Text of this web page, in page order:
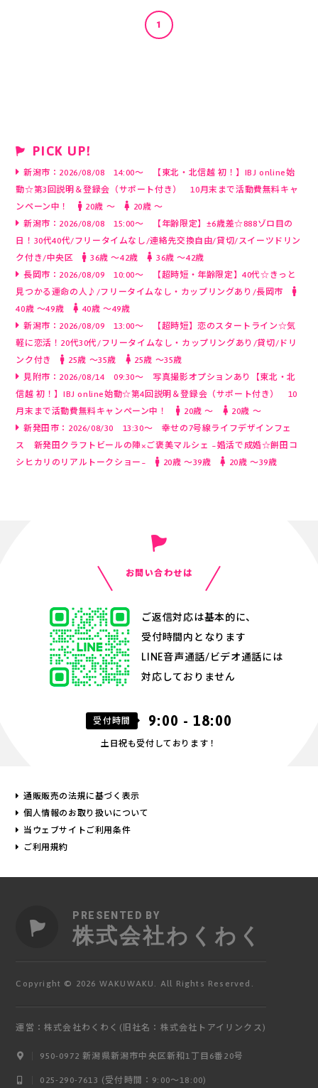
1
PICK UP!
新潟市：2026/08/08 14:00～ 【東北・北信越 初！】IBJ online始
動☆第3回説明＆登録会（サポート付き） 10月末まで活動費無料キャ
ンペーン中！
20歳 〜
20歳 〜
新潟市：2026/08/08 15:00～ 【年齢限定】±6歳差☆888ゾロ目の
日！30代40代/フリータイムなし/連絡先交換自由/貸切/スイーツドリン
ク付き/中央区
36歳 〜42歳
36歳 〜42歳
長岡市：2026/08/09 10:00～ 【超時短・年齢限定】40代☆きっと
見つかる運命の人♪/フリータイムなし・カップリングあり/長岡市
40歳 〜49歳
40歳 〜49歳
新潟市：2026/08/09 13:00～ 【超時短】恋のスタートライン☆気
軽に恋活！20代30代/フリータイムなし・カップリングあり/貸切/ドリ
ンク付き
25歳 〜35歳
25歳 〜35歳
見附市：2026/08/14 09:30～ 写真撮影オプションあり【東北・北
信越 初！】IBJ online始動☆第4回説明＆登録会（サポート付き） 10
月末まで活動費無料キャンペーン中！
20歳 〜
20歳 〜
新発田市：2026/08/30 13:30～ 幸せの7号線ライフデザインフェ
ス 新発田クラフトビールの陣×ご褒美マルシェ ~婚活で成婚☆餅田コ
シヒカリのリアルトークショー~
20歳 〜39歳 20歳 〜39歳
お問い合わせは
ご返信対応は基本的に、
受付時間内となります
LINE音声通話/ビデオ通話には
対応しておりません
受付時間 9:00 - 18:00
土日祝も受付しております！
通販販売の法規に基づく表示
個人情報のお取り扱いについて
当ウェブサイトご利用条件
ご利用規約
PRESENTED BY
株式会社わくわく
Copyright © 2026 WAKUWAKU. All Rights Reserved.
運営：株式会社わくわく(旧社名：株式会社トアイリンクス)
950-0972 新潟県新潟市中央区新和1丁目6番20号
025-290-7613 (受付時間：9:00〜18:00)